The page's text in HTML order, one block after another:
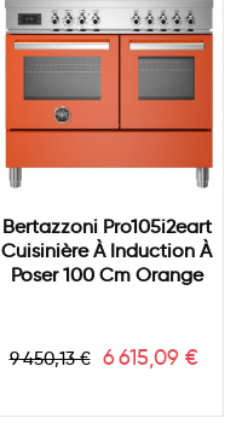
Bertazzoni Pro105i2eart
Cuisinière À Induction À
Poser 100 Cm Orange
Prix
9 450,13 € Prix
6 615,09 €